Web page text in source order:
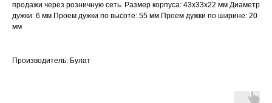
продажи через розничную сеть. Размер корпуса: 43x33x22 мм Диаметр
дужки: 6 мм Проем дужки по высоте: 55 мм Проем дужки по ширине: 20
мм
Производитель: Булат